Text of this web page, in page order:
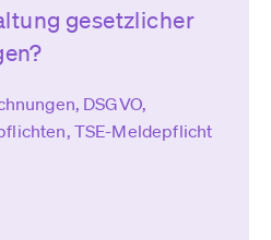
gesetzlicher
DSGVO,
TSE-Meldepflicht